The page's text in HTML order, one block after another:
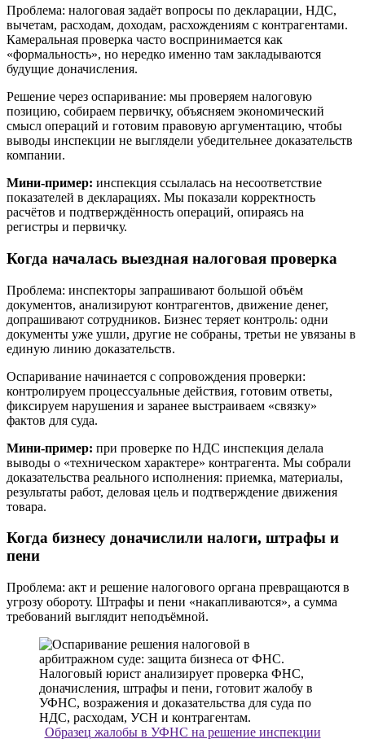
Проблема: налоговая задаёт вопросы по декларации, НДС,
вычетам, расходам, доходам, расхождениям с контрагентами.
Камеральная проверка часто воспринимается как
«формальность», но нередко именно там закладываются
будущие доначисления.
Решение через оспаривание: мы проверяем налоговую
позицию, собираем первичку, объясняем экономический
смысл операций и готовим правовую аргументацию, чтобы
выводы инспекции не выглядели убедительнее доказательств
компании.
Мини-пример: инспекция ссылалась на несоответствие
показателей в декларациях. Мы показали корректность
расчётов и подтверждённость операций, опираясь на
регистры и первичку.
Когда началась выездная налоговая проверка
Проблема: инспекторы запрашивают большой объём
документов, анализируют контрагентов, движение денег,
допрашивают сотрудников. Бизнес теряет контроль: одни
документы уже ушли, другие не собраны, третьи не увязаны в
единую линию доказательств.
Оспаривание начинается с сопровождения проверки:
контролируем процессуальные действия, готовим ответы,
фиксируем нарушения и заранее выстраиваем «связку»
фактов для суда.
Мини-пример: при проверке по НДС инспекция делала
выводы о «техническом характере» контрагента. Мы собрали
доказательства реального исполнения: приемка, материалы,
результаты работ, деловая цель и подтверждение движения
товара.
Когда бизнесу доначислили налоги, штрафы и
пени
Проблема: акт и решение налогового органа превращаются в
угрозу обороту. Штрафы и пени «накапливаются», а сумма
требований выглядит неподъёмной.
Образец жалобы в УФНС на решение инспекции